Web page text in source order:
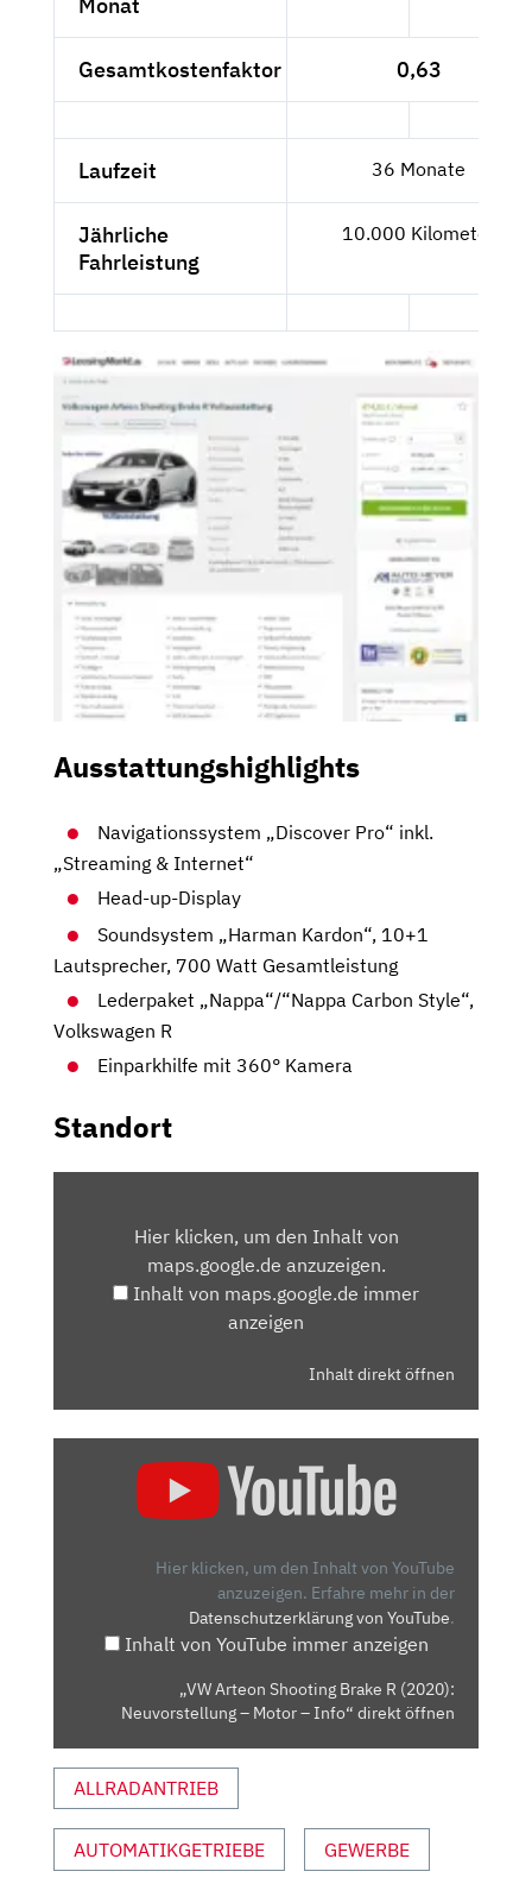
Monat
Gesamtkostenfaktor 0,63
Laufzeit 36 Monate
Jährliche
Fahrleistung
10.000 Kilometer
Ausstattungshighlights
Navigationssystem „Discover Pro“ inkl.
„Streaming & Internet“
Head-up-Display
Soundsystem „Harman Kardon“, 10+1
Lautsprecher, 700 Watt Gesamtleistung
Lederpaket „Nappa“/“Nappa Carbon Style“,
Volkswagen R
Einparkhilfe mit 360° Kamera
Standort
MAPS.GOOGLE.DEHier klicken, um den Inhalt von
maps.google.de anzuzeigen.
Inhalt von maps.google.de immer
anzeigen
Inhalt direkt öffnen
SHOOTING
NEUVORSTELLUNG
VON
YOUTUBE
Hier klicken, um den Inhalt von YouTube
anzuzeigen. Erfahre mehr in der
Datenschutzerklärung von YouTube.
Inhalt von YouTube immer anzeigen
„VW Arteon Shooting Brake R (2020):
Neuvorstellung – Motor – Info“ direkt öffnen
ALLRADANTRIEB
AUTOMATIKGETRIEBE GEWERBE